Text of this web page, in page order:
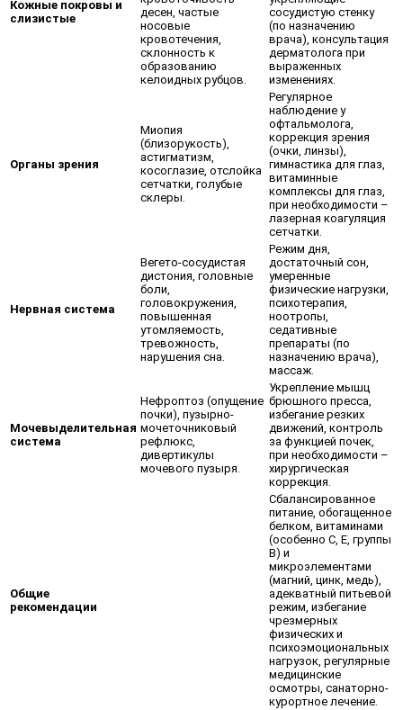
Кожные покровы и
слизистые
десен, частые
носовые
кровотечения,
склонность к
образованию
келоидных рубцов.
сосудистую стенку
(по назначению
врача), консультация
дерматолога при
выраженных
изменениях.
Органы зрения
Миопия
(близорукость),
астигматизм,
косоглазие, отслойка
сетчатки, голубые
склеры.
Регулярное
наблюдение у
офтальмолога,
коррекция зрения
(очки, линзы),
гимнастика для глаз,
витаминные
комплексы для глаз,
при необходимости –
лазерная коагуляция
сетчатки.
Нервная система
Вегето-сосудистая
дистония, головные
боли,
головокружения,
повышенная
утомляемость,
тревожность,
нарушения сна.
Режим дня,
достаточный сон,
умеренные
физические нагрузки,
психотерапия,
ноотропы,
седативные
препараты (по
назначению врача),
массаж.
Мочевыделительная
система
Нефроптоз (опущение
почки), пузырно-
мочеточниковый
рефлюкс,
дивертикулы
мочевого пузыря.
Укрепление мышц
брюшного пресса,
избегание резких
движений, контроль
за функцией почек,
при необходимости –
хирургическая
коррекция.
Общие
рекомендации
Сбалансированное
питание, обогащенное
белком, витаминами
(особенно С, Е, группы
В) и
микроэлементами
(магний, цинк, медь),
адекватный питьевой
режим, избегание
чрезмерных
физических и
психоэмоциональных
нагрузок, регулярные
медицинские
осмотры, санаторно-
курортное лечение.